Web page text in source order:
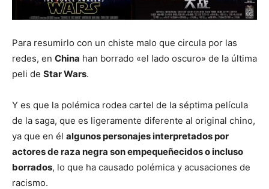
Para resumirlo con un chiste malo que circula por las
redes, en China han borrado «el lado oscuro» de la última
peli de Star Wars.
Y es que la polémica rodea cartel de la séptima película
de la saga, que es ligeramente diferente al original chino,
ya que en él algunos personajes interpretados por
actores de raza negra son empequeñecidos o incluso
borrados, lo que ha causado polémica y acusaciones de
racismo.